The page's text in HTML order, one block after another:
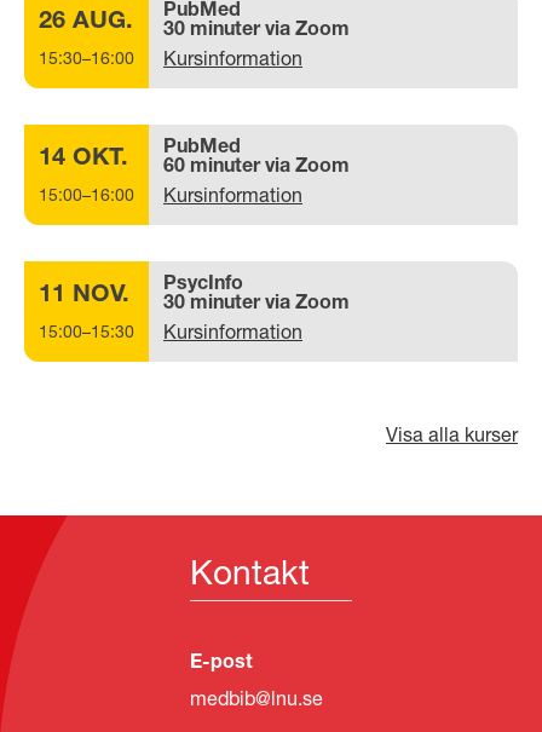
26 AUG.
15:30–16:00
PubMed
30 minuter via Zoom
Kursinformation
14 OKT.
15:00–16:00
PubMed
60 minuter via Zoom
Kursinformation
11 NOV.
15:00–15:30
PsycInfo
30 minuter via Zoom
Kursinformation
Visa alla kurser
Kontakt
E-post
medbib@lnu.se